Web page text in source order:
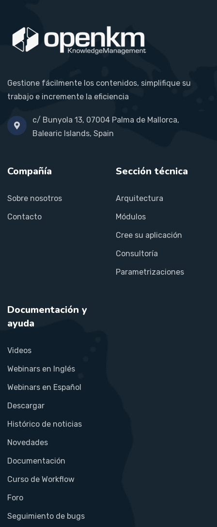
Gestione fácilmente los contenidos, simplifique su
trabajo e incremente la eficiencia
c/ Bunyola 13, 07004 Palma de Mallorca,
Balearic Islands, Spain
Compañía
Sobre nosotros
Contacto
Sección técnica
Arquitectura
Módulos
Cree su aplicación
Consultoría
Parametrizaciones
Documentación y
ayuda
Videos
Webinars en Inglés
Webinars en Español
Descargar
Histórico de noticias
Novedades
Documentación
Curso de Workflow
Foro
Seguimiento de bugs